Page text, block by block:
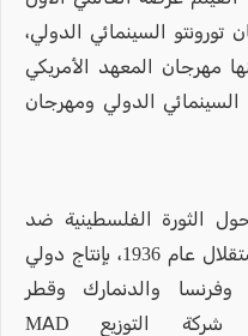
تورونتو السينمائي الدولي،
مهرجان المعهد الأمريكي
الدولي ومهرجان
حول الثورة الفلسطينية ضد
الحكم البريطاني والدعوة إلى الاستقلال عام 1936، بإنتاج دولي
والدنمارك وقطر
والسعودية والأردن، وتتولى شركة التوزيع MAD